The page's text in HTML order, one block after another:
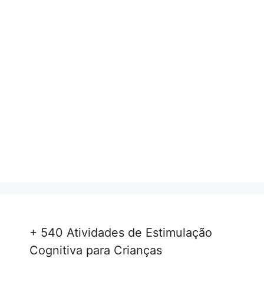
+ 540 Atividades de Estimulação
Cognitiva para Crianças